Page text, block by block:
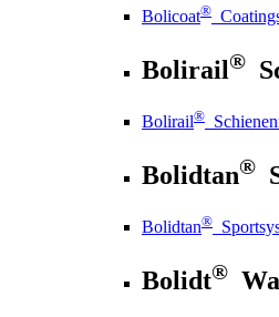
Bolicoat®
Bolirail®
Bolirail®
Bolidtan®
Bolidtan®
Bolidt®